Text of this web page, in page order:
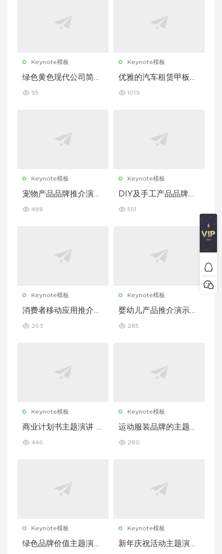
Keynote模板
绿色黄色现代公司简介
95
Keynote模板
优雅的汽车租赁甲板主
1019
Keynote模板
宠物产品品牌推介演示
e 模板
488
Keynote模板
DIY及手工产品品牌推
eynote 模板
551
Keynote模板
消费者移动应用推介演
ote 模板
263
Keynote模板
婴幼儿产品推介演示文
模板
285
Keynote模板
商业计划书主题演讲 K
446
Keynote模板
运动服装品牌的主题演
280
Keynote模板
绿色品牌价值主题演讲
Keynote模板
新年庆祝活动主题演讲